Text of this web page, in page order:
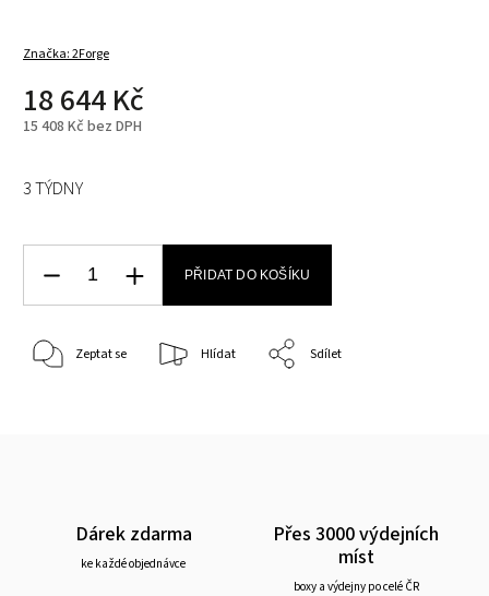
Značka:2Forge
18 644 Kč
15 408 Kč bez DPH
3 TÝDNY
PŘIDAT DO KOŠÍKU
Zeptat se Hlídat Sdílet
Dárek zdarma
ke každé objednávce
Přes 3000 výdejních
míst
boxy a výdejny po celé ČR